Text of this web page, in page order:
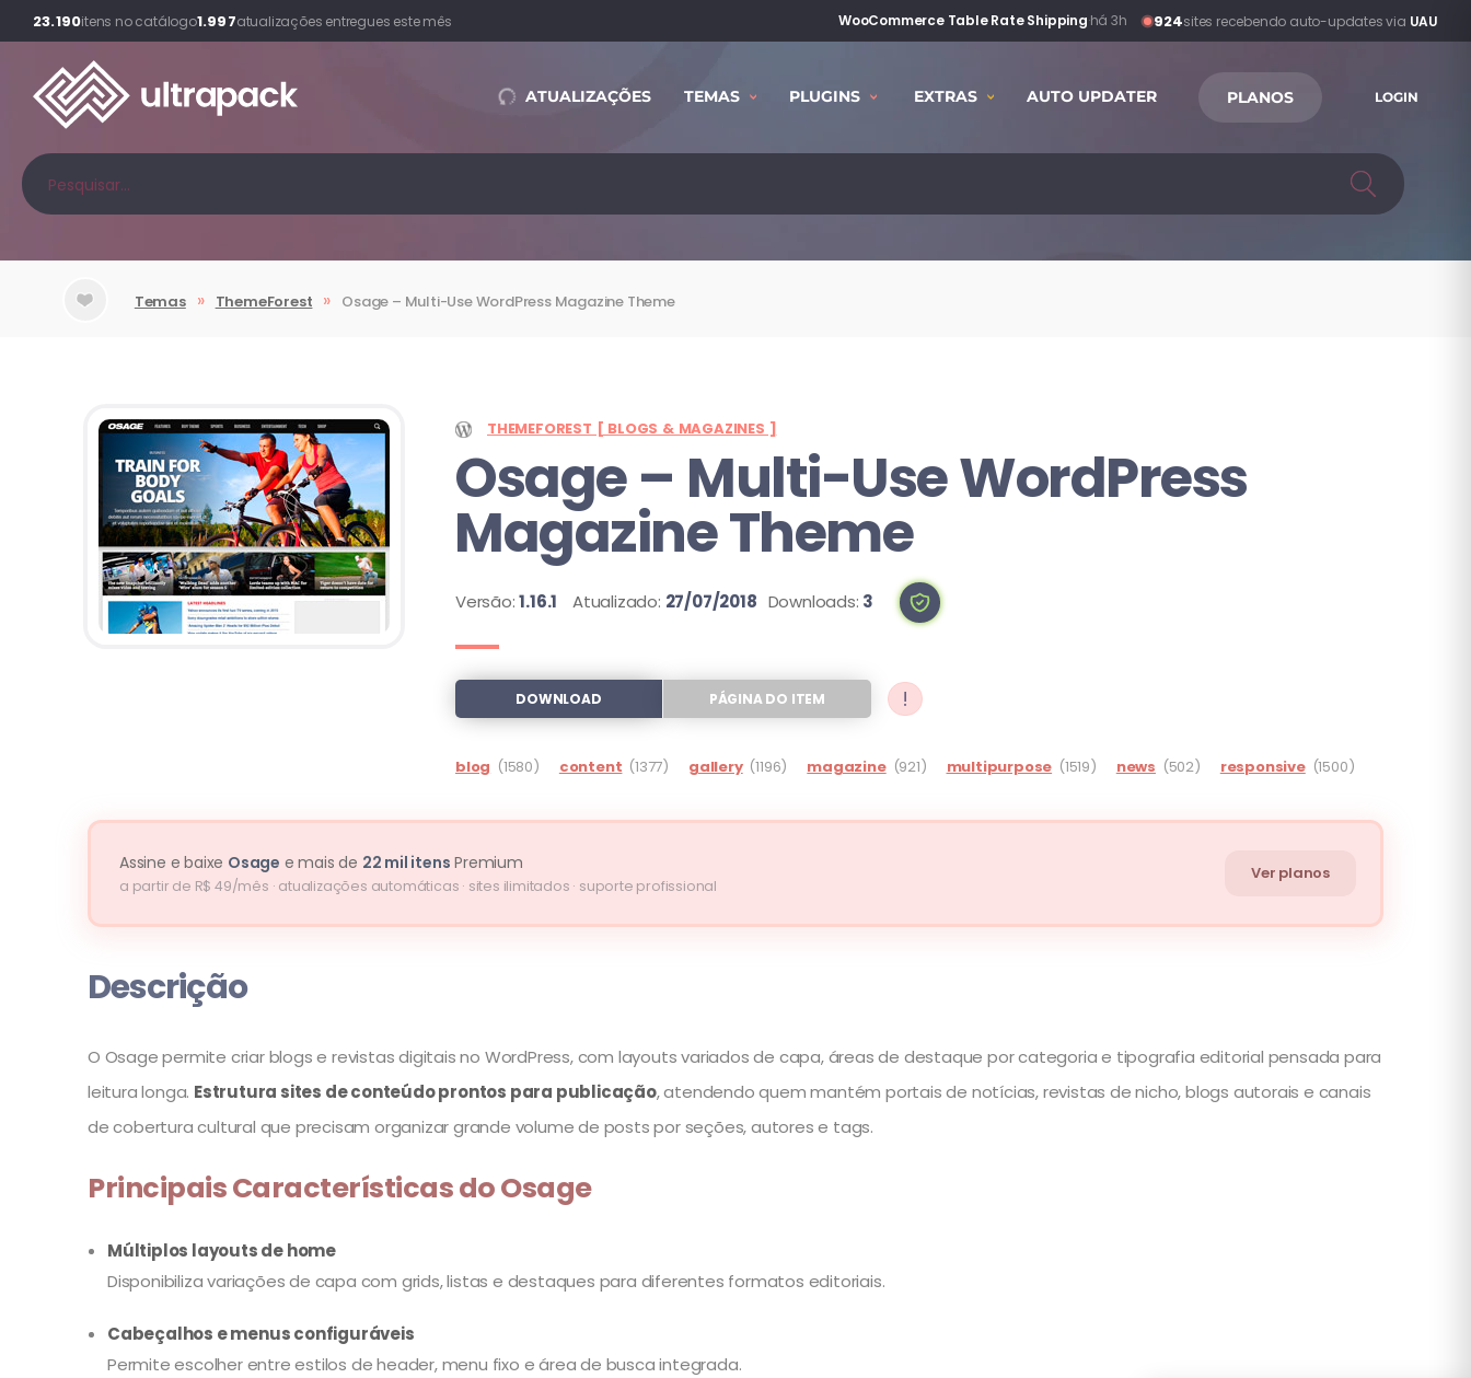
23.190itens no catálogo1.997atualizações entregues este mês 924sites recebendo auto-updates via UAU
WooCommerce Table Rate Shipping·há 3h
ATUALIZAÇÕES TEMAS PLUGINS EXTRAS AUTO UPDATER PLANOS LOGIN
Temas » ThemeForest » Osage – Multi-Use WordPress Magazine Theme
THEMEFOREST [ BLOGS & MAGAZINES ]
Osage– Multi-Use WordPress
Magazine Theme
Versão:1.16.1 Atualizado: 27/07/2018 Downloads: 3
DOWNLOAD PÁGINA DO ITEM !
blog (1580) content (1377) gallery (1196) magazine (921) multipurpose (1519) news (502) responsive (1500)
Assine e baixe Osage e mais de 22 mil itens Premium
a partir de R$ 49/mês · atualizações automáticas · sites ilimitados · suporte profissional
Ver planos
Descrição
O Osage permite criar blogs e revistas digitais no WordPress, com layouts variados de capa, áreas de destaque por categoria e tipografia editorial pensada para
leitura longa. Estrutura sites de conteúdo prontos para publicação, atendendo quem mantém portais de notícias, revistas de nicho, blogs autorais e canais
de cobertura cultural que precisam organizar grande volume de posts por seções, autores e tags.
Principais Características do Osage
Múltiplos layouts de home
Disponibiliza variações de capa com grids, listas e destaques para diferentes formatos editoriais.
Cabeçalhos e menus configuráveis
Permite escolher entre estilos de header, menu fixo e área de busca integrada.